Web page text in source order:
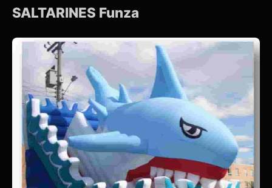
SALTARINES Funza